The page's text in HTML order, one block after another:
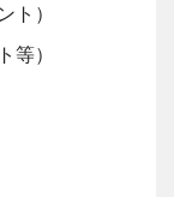
ト）
等）